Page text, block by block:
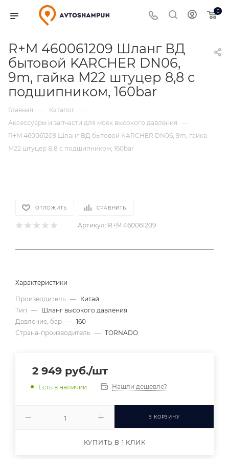
0
R+M 460061209 Шланг ВД
бытовой KARCHER DN06,
9m, гайка M22 штуцер 8,8 с
подшипником, 160bar
Главная — Каталог —
Аксессуары и запчасти для моек высокого давления
—
R+M 460061209 Шланг ВД бытовой KARCHER DN06, 9m, гайка
M22 штуцер 8,8 с подшипником, 160bar
ОТЛОЖИТЬ СРАВНИТЬ
Артикул: R+M 460061209
Характеристики
Производитель — Китай
Тип — Шланг высокого давления
Давление, бар — 160
Страна-производитель — TORNADO
2 949 руб./шт
Есть в наличии Нашли дешевле?
В КОРЗИНУ
КУПИТЬ В 1 КЛИК